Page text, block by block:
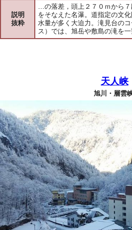
説明
抜粋
…の落差，頭上２７０ｍから
をそなえた名瀑。道指定の文
水量が多く大迫力。滝見台の
ス）では、旭岳や敷島の滝を一
天人峡
旭川・層雲